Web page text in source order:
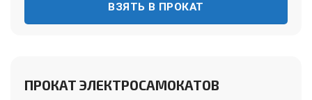
ВЗЯТЬ В ПРОКАТ
ПРОКАТ ЭЛЕКТРОСАМОКАТОВ